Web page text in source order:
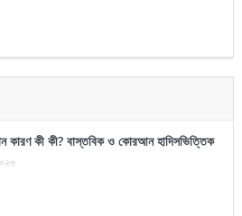
কারণ কী কী? বাস্তবিক ও কোরআন হাদিসভিত্তিক